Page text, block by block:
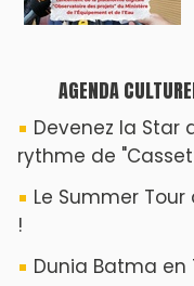
AGENDA
Devenez la Star
rythme de
Le Summer
!
Dunia Batma en